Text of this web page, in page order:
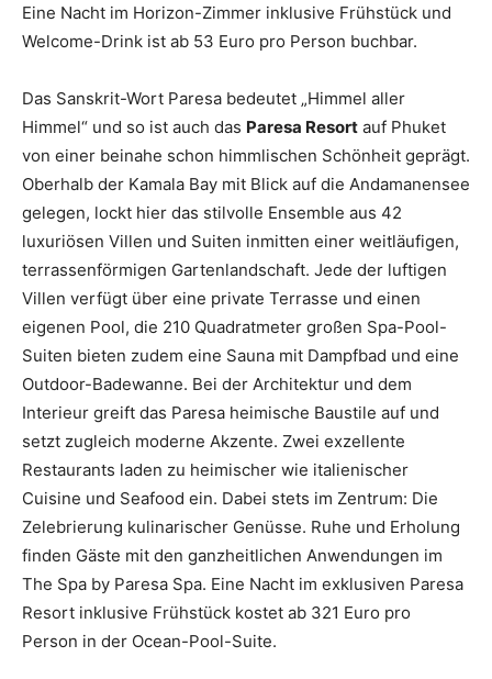
Eine Nacht im Horizon-Zimmer inklusive Frühstück und
Welcome-Drink ist ab 53 Euro pro Person buchbar.
Das Sanskrit-Wort Paresa bedeutet „Himmel aller
Himmel“ und so ist auch das Paresa Resort auf Phuket
von einer beinahe schon himmlischen Schönheit geprägt.
Oberhalb der Kamala Bay mit Blick auf die Andamanensee
gelegen, lockt hier das stilvolle Ensemble aus 42
luxuriösen Villen und Suiten inmitten einer weitläufigen,
terrassenförmigen Gartenlandschaft. Jede der luftigen
Villen verfügt über eine private Terrasse und einen
eigenen Pool, die 210 Quadratmeter großen Spa-Pool-
Suiten bieten zudem eine Sauna mit Dampfbad und eine
Outdoor-Badewanne. Bei der Architektur und dem
Interieur greift das Paresa heimische Baustile auf und
setzt zugleich moderne Akzente. Zwei exzellente
Restaurants laden zu heimischer wie italienischer
Cuisine und Seafood ein. Dabei stets im Zentrum: Die
Zelebrierung kulinarischer Genüsse. Ruhe und Erholung
finden Gäste mit den ganzheitlichen Anwendungen im
The Spa by Paresa Spa. Eine Nacht im exklusiven Paresa
Resort inklusive Frühstück kostet ab 321 Euro pro
Person in der Ocean-Pool-Suite.